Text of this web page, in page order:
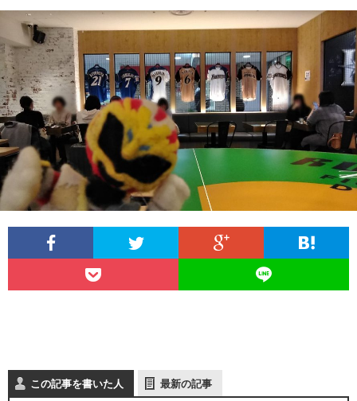
フ
ィ
ー
ル
ン
ツ
出
演
レ
ポ
ー
問
い
合
わ
フ
北
この記事を書いた人 最新の記事